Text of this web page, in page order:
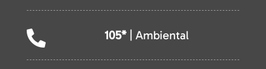
 105* | Ambiental